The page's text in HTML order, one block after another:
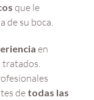
que le
de su boca.
en
tratados.
de todas las